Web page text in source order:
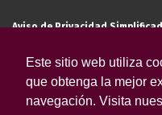
Este sitio web utiliza
que obtenga la mejor
navegación. Visita
Aviso de Privacidad
El Instituto de Investigaciones
tratamiento de sus datos
alumno, docente, personal de la
invitado externo (nacional o